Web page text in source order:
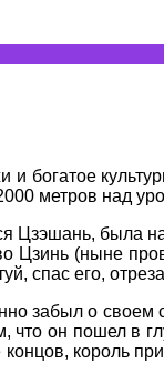
богатое
метров над
была
Цзинь (ныне
спас его,
забыл о
он пошел в
король